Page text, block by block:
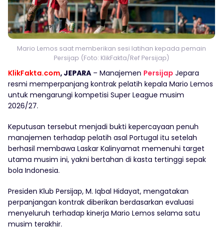
Mario Lemos saat memberikan sesi latihan kepada pemain
Persijap (Foto: KlikFakta/Ref Persijap)
KlikFakta.com, JEPARA – Manajemen Persijap Jepara
resmi memperpanjang kontrak pelatih kepala Mario Lemos
untuk mengarungi kompetisi Super League musim
2026/27.
Keputusan tersebut menjadi bukti kepercayaan penuh
manajemen terhadap pelatih asal Portugal itu setelah
berhasil membawa Laskar Kalinyamat memenuhi target
utama musim ini, yakni bertahan di kasta tertinggi sepak
bola Indonesia.
Presiden Klub Persijap, M. Iqbal Hidayat, mengatakan
perpanjangan kontrak diberikan berdasarkan evaluasi
menyeluruh terhadap kinerja Mario Lemos selama satu
musim terakhir.